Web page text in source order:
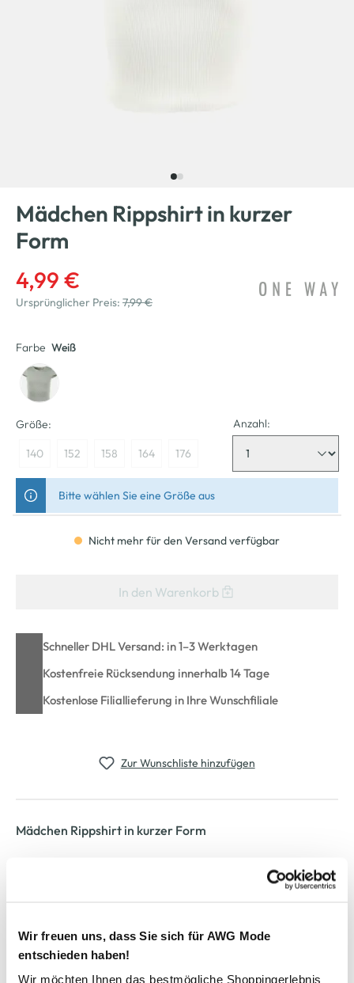
Wir freuen uns, dass Sie sich für AWG Mode
entschieden haben!
Wir möchten Ihnen das bestmögliche Shoppingerlebnis
Mädchen Rippshirt in kurzer
Form
4,99 €
Ursprünglicher Preis: 7,99 €
Farbe Weiß
Größe:
140 152 158 164 176
Anzahl:
Bitte wählen Sie eine Größe aus
Nicht mehr für den Versand verfügbar
In den Warenkorb
Schneller DHL Versand: in 1–3 Werktagen
Kostenfreie Rücksendung innerhalb 14 Tage
Kostenlose Filiallieferung in Ihre Wunschfiliale
Zur Wunschliste hinzufügen
Mädchen Rippshirt in kurzer Form
ein tolles Shirt mit Wow-Effekt